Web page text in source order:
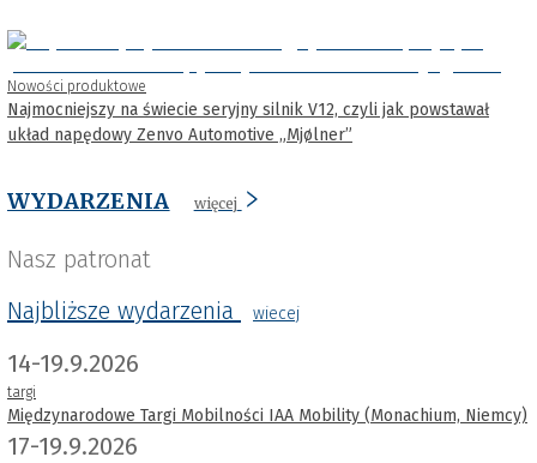
Nowości produktowe
Najmocniejszy na świecie seryjny silnik V12, czyli jak powstawał
układ napędowy Zenvo Automotive „Mjølner”
WYDARZENIA więcej
Nasz patronat
Najbliższe wydarzenia
wiecej
14-19.9.2026
targi
Międzynarodowe Targi Mobilności IAA Mobility (Monachium, Niemcy)
17-19.9.2026